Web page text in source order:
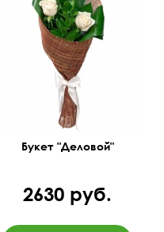
Белые розы, итальянский
русскус, аспидистра,
джут.
50 см
Букет "Деловой"
2630 руб.